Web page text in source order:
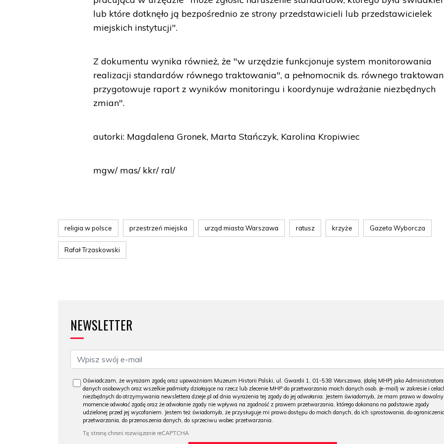
lub które dotknęło ją bezpośrednio ze strony przedstawicieli lub przedstawicielek
miejskich instytucji".
Z dokumentu wynika również, że "w urzędzie funkcjonuje system monitorowania
realizacji standardów równego traktowania", a pełnomocnik ds. równego
przygotowuje raport z wyników monitoringu i koordynuje wdrażanie niezbędnych
zmian".
autorki: Magdalena Gronek, Marta Stańczyk, Karolina Kropiwiec
mgw/ mas/ kkr/ ral/
religia w polsce przestrzeń miejska urząd miasta Warszawa ratusz krzyże Gazeta Wyborcza
Rafał Trzaskowski
NEWSLETTER
Oświadczam, że wyrażam zgodę oraz upoważniam Muzeum Historii Polski, ul. Gwardii 1, 01-538 Warszawa, (dalej MHP) jako Administratora
danych osobowych oraz wszelkie podmioty działające na rzecz lub zlecenie MHP do przetwarzania moich danych osob. (e-mail) w zakresie i
niezbędnych do otrzymywania newslettera dzieje.pl od dnia wyrażenia tej zgody do jej odwołania. Jestem świadomy/a, że mam prawo w
momencie odwołać zgodę oraz że odwołanie zgody nie wpływa na zgodność z prawem przetwarzania, którego dokonano na podstawie zgody
udzielonej przed jej wycofaniem. Jestem też świadomy/a, że przysługuje mi prawo dostępu do moich danych, do ich sprostowania, do
przetwarzania, do przenoszenia danych, do sprzeciwu wobec przetwarzania.